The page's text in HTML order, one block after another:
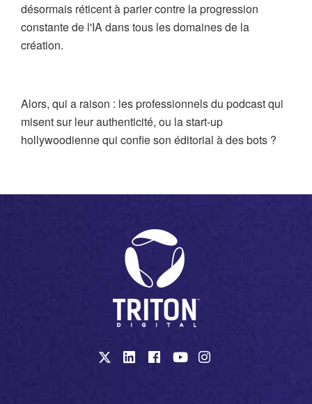
désormais réticent à parier contre la progression
constante de l'IA dans tous les domaines de la
création.
Alors, qui a raison : les professionnels du podcast qui
misent sur leur authenticité, ou la start-up
hollywoodienne qui confie son éditorial à des bots ?